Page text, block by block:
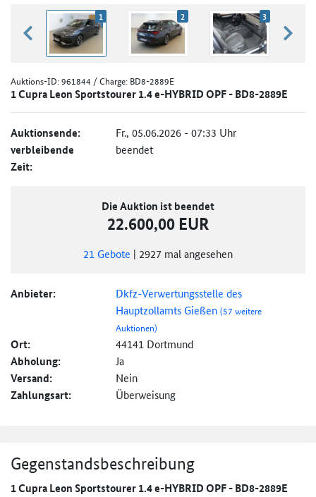
zurück blättern
1 2 3
Auktions-ID:961844 / Charge: BD8-2889E
1 Cupra Leon Sportstourer 1.4 e-HYBRID OPF - BD8-2889E
Auktionsende: Fr., 05.06.2026 - 07:33 Uhr
verbleibende
Zeit:
beendet
Die Auktion ist beendet
22.600,00 EUR
21 Gebote | 2927 mal angesehen
Anbieter:
Dkfz-Verwertungsstelle des
Hauptzollamts Gießen(57 weitere
Auktionen)
Ort: 44141 Dortmund
Abholung: Ja
Versand: Nein
Zahlungsart: Überweisung
Gegenstandsbeschreibung
1 Cupra Leon Sportstourer 1.4 e-HYBRID OPF - BD8-2889E